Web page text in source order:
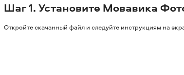
Шаг 1. Установите Мовавика
Откройте скачанный файл и следуйте инструкциям на